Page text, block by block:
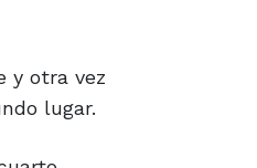
y otra vez
lugar.